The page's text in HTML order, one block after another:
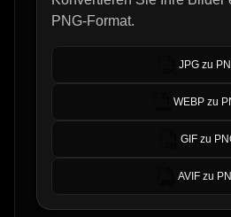
PNG-Format.
JPG zu
WEBP zu
GIF zu
AVIF zu